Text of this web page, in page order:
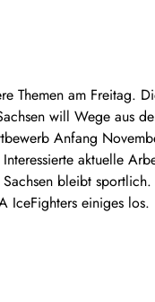
Themen am Freitag.
will Wege aus
Anfang
aktuelle
bleibt
IceFighters einiges los.